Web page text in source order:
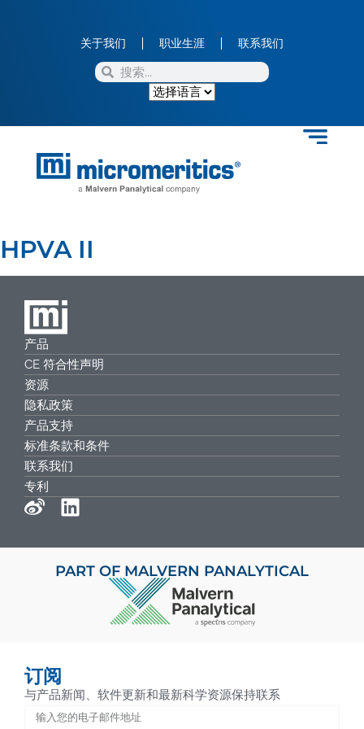
关于我们 职业生涯 联系我们
HPVA II
产品
CE 符合性声明
资源
隐私政策
产品支持
标准条款和条件
联系我们
专利
PART OF MALVERN PANALYTICAL
订阅
与产品新闻、软件更新和最新科学资源保持联系